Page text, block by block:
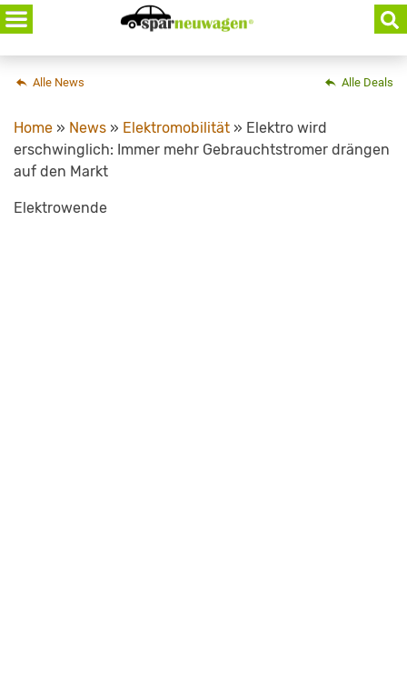
Skip
to
content
Alle Deals
Alle News
Home » News » Elektromobilität » Elektro wird
erschwinglich: Immer mehr Gebrauchtstromer drängen
auf den Markt
Elektrowende